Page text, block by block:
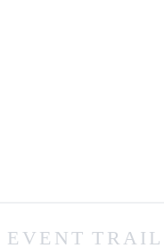
EVENT